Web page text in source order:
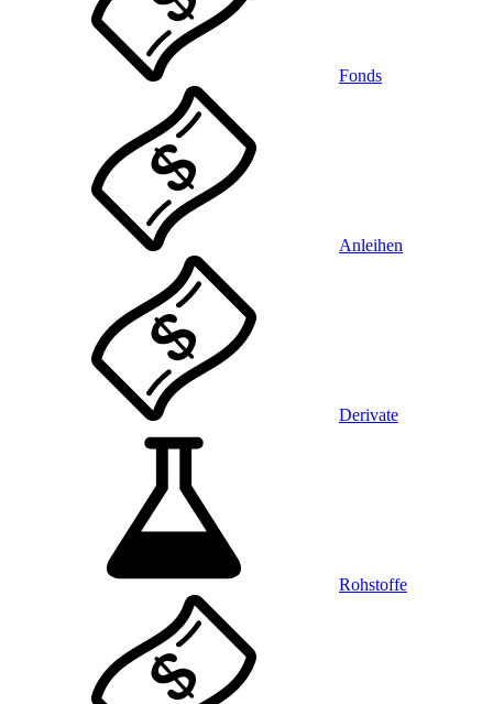
Fonds
Anleihen
Derivate
Rohstoffe